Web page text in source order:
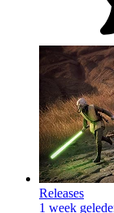
Releases
1 week